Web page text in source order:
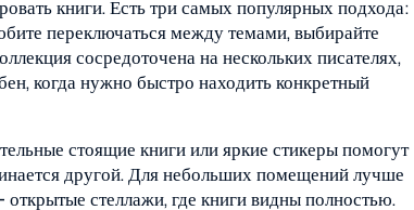
книги. Есть три самых популярных подхода:
переключаться между темами, выбирайте
сосредоточена на нескольких писателях,
когда нужно быстро находить конкретный
стоящие книги или яркие стикеры помогут
другой. Для небольших помещений лучше
стеллажи, где книги видны полностью.